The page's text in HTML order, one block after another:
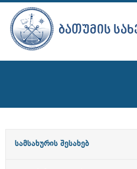
ᲑᲐᲗᲣᲛᲘᲡ
სამსახურის შესახებ